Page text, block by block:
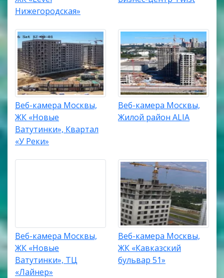
Нижегородская»
Веб-камера Москвы,
ЖК «Новые
Ватутинки», Квартал
«У Реки»
Веб-камера Москвы,
Жилой район ALIA
Веб-камера Москвы,
ЖК «Новые
Ватутинки», ТЦ
«Лайнер»
Веб-камера Москвы,
ЖК «Кавказский
бульвар 51»